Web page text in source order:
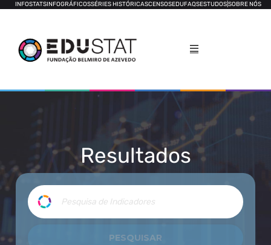
INFOSTATSINFOGRÁFICOSSÉRIES HISTÓRICASCENSOSEDUFAQSESTUDOSSOBRE NÓS
Resultados